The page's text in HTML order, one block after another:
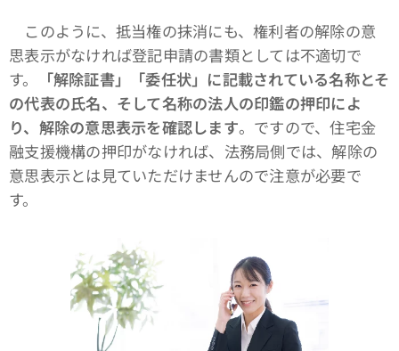
このように、抵当権の抹消にも、権利者の解除の意
思表示がなければ登記申請の書類としては不適切で
す。
「解除証書」「委任状」に記載されている名称とそ
の代表の氏名、そして名称の法人の印鑑の押印によ
り、解除の意思表示を確認します。ですので、住宅金
融支援機構の押印がなければ、法務局側では、解除の
意思表示とは見ていただけませんので注意が必要で
す。